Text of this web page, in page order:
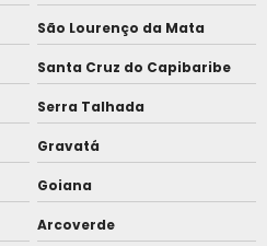
São Lourenço da Mata
Santa Cruz do Capibaribe
Serra Talhada
Gravatá
Goiana
Arcoverde